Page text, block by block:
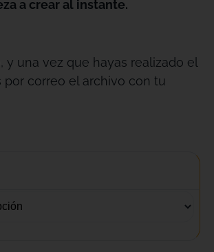
a crear al instante.
y una vez que hayas realizado el
por correo el archivo con tu